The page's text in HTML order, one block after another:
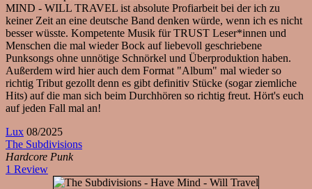
MIND - WILL TRAVEL ist absolute Profiarbeit bei der ich zu
keiner Zeit an eine deutsche Band denken würde, wenn ich es nicht
besser wüsste. Kompetente Musik für TRUST Leser*innen und
Menschen die mal wieder Bock auf liebevoll geschriebene
Punksongs ohne unnötige Schnörkel und Überproduktion haben.
Außerdem wird hier auch dem Format "Album" mal wieder so
richtig Tribut gezollt denn es gibt definitiv Stücke (sogar ziemliche
Hits) auf die man sich beim Durchhören so richtig freut. Hört's euch
auf jeden Fall mal an!
Lux 08/2025
The Subdivisions
Hardcore Punk
1 Review